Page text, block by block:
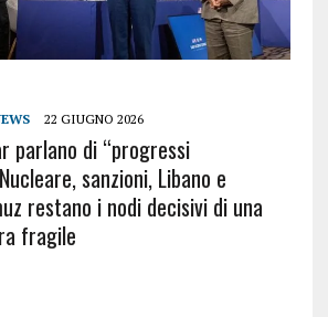
22 GIUGNO 2026
parlano di “progressi
sanzioni, Libano e
restano i nodi decisivi di una
fragile